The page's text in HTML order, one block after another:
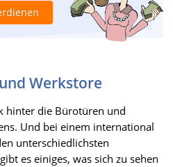
Werkstore
hinter die Bürotüren und
Und bei einem international
unterschiedlichsten
es einiges, was sich zu sehen